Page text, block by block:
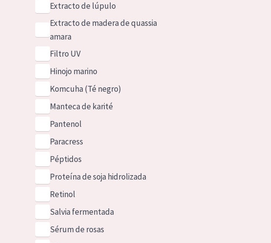
Extracto de lúpulo
Extracto de madera de quassia
amara
Filtro UV
Hinojo marino
Komcuha (Té negro)
Manteca de karité
Pantenol
Paracress
Péptidos
Proteína de soja hidrolizada
Retinol
Salvia fermentada
Sérum de rosas